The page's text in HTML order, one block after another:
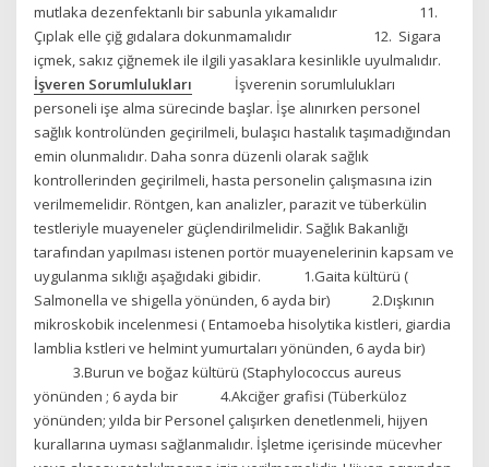
mutlaka dezenfektanlı bir sabunla yıkamalıdır 11.
Çıplak elle çiğ gıdalara dokunmamalıdır 12. Sigara
içmek, sakız çiğnemek ile ilgili yasaklara kesinlikle uyulmalıdır.
İşveren Sorumlulukları İşverenin sorumlulukları
personeli işe alma sürecinde başlar. İşe alınırken personel
sağlık kontrolünden geçirilmeli, bulaşıcı hastalık taşımadığından
emin olunmalıdır. Daha sonra düzenli olarak sağlık
kontrollerinden geçirilmeli, hasta personelin çalışmasına izin
verilmemelidir. Röntgen, kan analizler, parazit ve tüberkülin
testleriyle muayeneler güçlendirilmelidir. Sağlık Bakanlığı
tarafından yapılması istenen portör muayenelerinin kapsam ve
uygulanma sıklığı aşağıdaki gibidir. 1.Gaita kültürü (
Salmonella ve shigella yönünden, 6 ayda bir) 2.Dışkının
mikroskobik incelenmesi ( Entamoeba hisolytika kistleri, giardia
lamblia kstleri ve helmint yumurtaları yönünden, 6 ayda bir)
3.Burun ve boğaz kültürü (Staphylococcus aureus
yönünden ; 6 ayda bir 4.Akciğer grafisi (Tüberküloz
yönünden; yılda bir Personel çalışırken denetlenmeli, hijyen
kurallarına uyması sağlanmalıdır. İşletme içerisinde mücevher